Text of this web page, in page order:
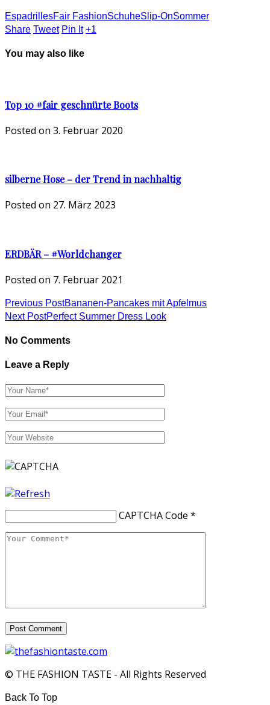
EspadrillesFair FashionSchuheSlip-OnSommer
Share Tweet Pin It +1
You may also like
Top 10 #fair geschnürte Boots
Posted on 3. Februar 2020
silberne Hose – der Trend in nachhaltig
Posted on 27. März 2023
ERDBÄR – #Worldchanger
Posted on 7. Februar 2021
Previous PostBananen-Pancakes mit Apfelmus
Next PostPerfect Summer Dress Look
No Comments
Leave a Reply
CAPTCHA Code *
© THE FASHION TASTE - All Rights Reserved
Back To Top